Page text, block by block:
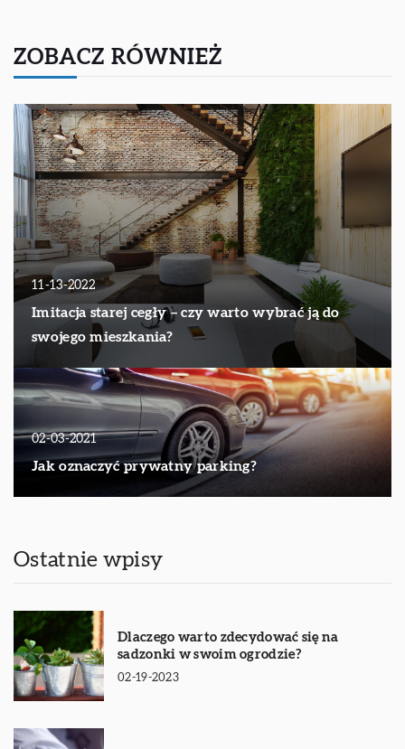
ZOBACZ RÓWNIEŻ
11-13-2022
Imitacja starej cegły – czy warto wybrać ją do
swojego mieszkania?
02-03-2021
Jak oznaczyć prywatny parking?
Ostatnie wpisy
Dlaczego warto zdecydować się na
sadzonki w swoim ogrodzie?
02-19-2023